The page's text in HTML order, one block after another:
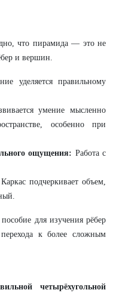
что пирамида — это не
и вершин.
уделяется правильному
умение мысленно
особенно при
ощущения: Работа с
Каркас подчеркивает объем,
для изучения рёбер
к более сложным
четырёхугольной